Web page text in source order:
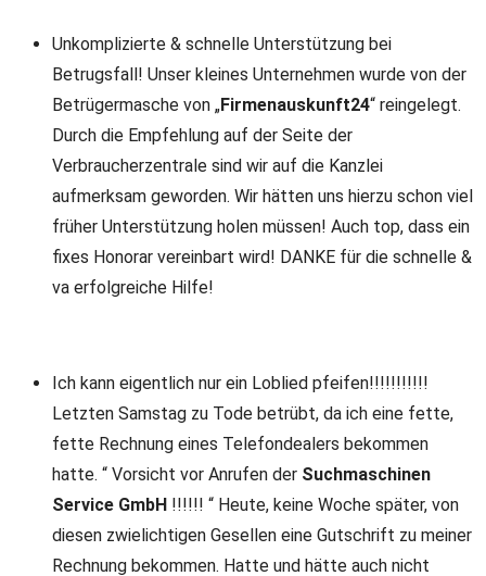
Unkomplizierte & schnelle Unterstützung bei
Betrugsfall! Unser kleines Unternehmen wurde von der
Betrügermasche von „Firmenauskunft24“ reingelegt.
Durch die Empfehlung auf der Seite der
Verbraucherzentrale sind wir auf die Kanzlei
aufmerksam geworden. Wir hätten uns hierzu schon viel
früher Unterstützung holen müssen! Auch top, dass ein
fixes Honorar vereinbart wird! DANKE für die schnelle &
va erfolgreiche Hilfe!
Ich kann eigentlich nur ein Loblied pfeifen!!!!!!!!!!!
Letzten Samstag zu Tode betrübt, da ich eine fette,
fette Rechnung eines Telefondealers bekommen
hatte. “ Vorsicht vor Anrufen der Suchmaschinen
Service GmbH !!!!!! “ Heute, keine Woche später, von
diesen zwielichtigen Gesellen eine Gutschrift zu meiner
Rechnung bekommen. Hatte und hätte auch nicht